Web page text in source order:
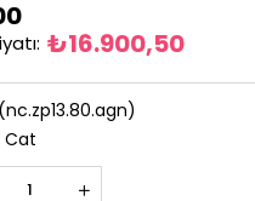
: ₺16.900,50
(nc.zp13.80.agn)
Cat